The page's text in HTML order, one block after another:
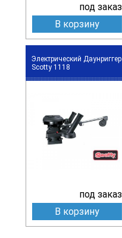
под заказ
В корзину
Электрический Даунриггер
Scotty 1118
под заказ
В корзину